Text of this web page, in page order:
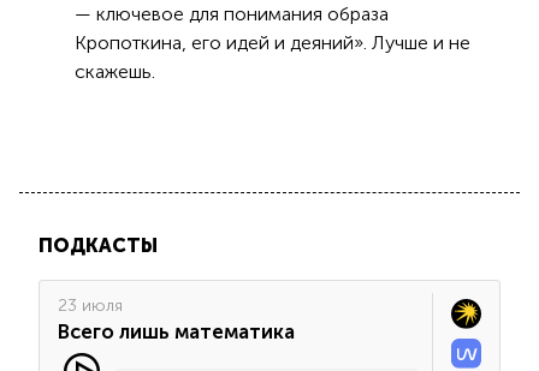
— ключевое для понимания образа
Кропоткина, его идей и деяний». Лучше и не
скажешь.
ПОДКАСТЫ
23 июля
Всего лишь математика